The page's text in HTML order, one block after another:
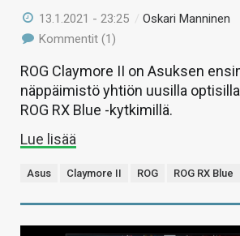
13.1.2021 - 23:25 /Oskari Manninen
Kommentit (1)
ROG Claymore II on Asuksen
näppäimistö yhtiön uusilla
ROG RX Blue -kytkimillä.
Lue lisää
Asus Claymore II ROG ROG RX Blue